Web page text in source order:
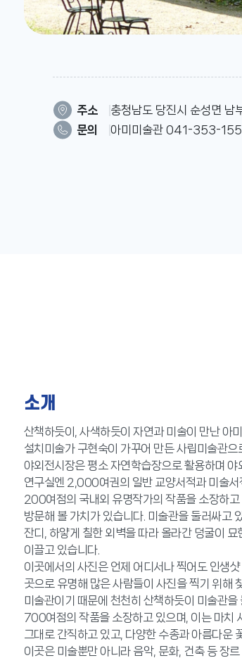
주소
충청남도 당진시 순성면
문의
아미미술관 041-353-
소개
산책하듯이, 사색하듯이 자연과 미술이 만난 아
설치미술가 구현숙이 가꾸어 만든 사립미술관
야외전시장은 평소 자연학습장으로 활용하며
연구실엔 2,000여권의 일반 교양서적과 미술서
200여점의 국내외 유명작가의 작품을 소장하
방문해 볼 가치가 있습니다. 미술관을 둘러싸고
잔디, 하얗게 칠한 외벽을 따라 올라간 덩굴이
이끌고 있습니다.
이곳에서의 사진은 언제 어디서나 찍어도 인생
곳으로 유명해 많은 사람들이 사진을 찍기 위해
미술관이기 때문에 천천히 산책하듯이 미술관
700여점의 작품을 소장하고 있으며, 이는 마치
그대로 간직하고 있고, 다양한 수종과 아름다운
이곳은 미술뿐만 아니라 음악, 문화, 건축 등 장